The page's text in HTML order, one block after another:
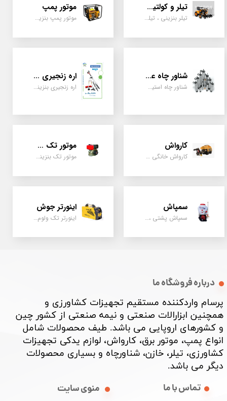
تیلر و کولتیواتور
تیلر بنزینی ، تیلر دیزل، تیلر چهار چرخ، تیلر مزرعه و کشاورزی
موتور پمپ
موتور پمپ بنزینی، دیزلی، نفتی ، یک اینچ به بالا
شناور چاه عمیق
شناور چاه استیل ، تک فاز و سه فاز، یک اینچ به بالا
اره زنجیری / علفتراش
اره زنجیری بنزینی ، علفتراش دو زمانه و چهار زمانه ، دوشی و پشتی
کارواش
کارواش خانگی و صنعتی و نیمه صنعتی
موتور تک سیلندر
موتور تک بنزینی ، دیزلی، کارتینگی ، تیلری
سمپاش
سمپاش پشتی ، زمبه ای ، فرغونی ، دستی ، موتوری
اینورتر جوش
اینورتر تک ولوم و دو ولوم امپر بالا
درباره فروشگاه ما
پرسام واردکننده مستقیم تجهیزات کشاورزی و
همچنین ابزارالات صنعتی و نیمه صنعتی از کشور چین
و کشورهای اروپایی می باشد. طیف محصولات شامل
انواع پمپ، موتور برق، کارواش، لوازم یدکی تجهیزات
کشاورزی، تیلر، خازن، شناورچاه و بسیاری محصولات
دیگر می باشد. ​​​​​​​
منوی سایت تماس با ما